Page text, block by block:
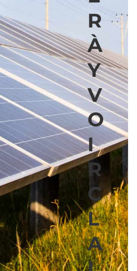
R
À
Y
V
O
I
R
C
L
A